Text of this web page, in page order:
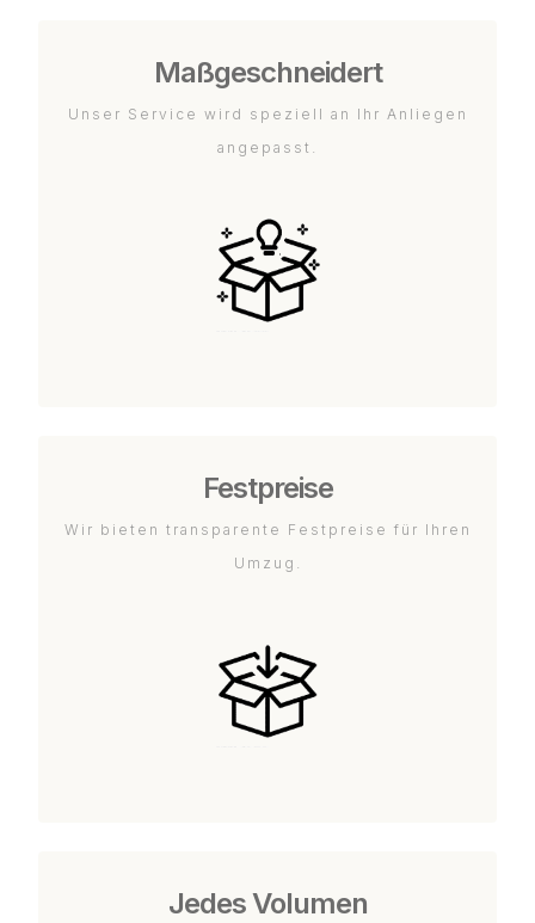
Maßgeschneidert
Unser Service wird speziell an Ihr Anliegen
angepasst.
Festpreise
Wir bieten transparente Festpreise für Ihren
Umzug.
Jedes Volumen